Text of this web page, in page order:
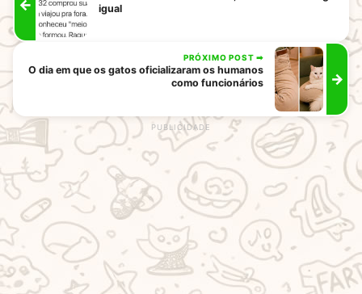
←
igual
PRÓXIMO POST ➡
O dia em que os gatos oficializaram os humanos
como funcionários
→
rodape